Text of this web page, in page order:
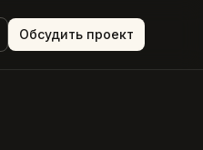
Обсудить проект